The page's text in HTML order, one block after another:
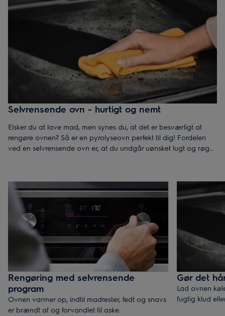
Selvrensende ovn - hurtigt og nemt
Elsker du at lave mad, men synes du, at det er besværligt at
rengøre ovnen? Så er en pyrolyseovn perfekt til dig! Fordelen
ved en selvrensende ovn er, at du undgår uønsket lugt og røg
Rengøring med selvrensende
program
Ovnen varmer op, indtil madrester, fedt og snavs
er brændt af og forvandlet til aske.
Gør det
Lad ovnen
fugtig klud